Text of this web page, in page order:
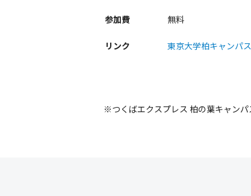
参加費 無料
リンク 東京大学柏キャンパ
※つくばエクスプレス 柏の葉キャンパ